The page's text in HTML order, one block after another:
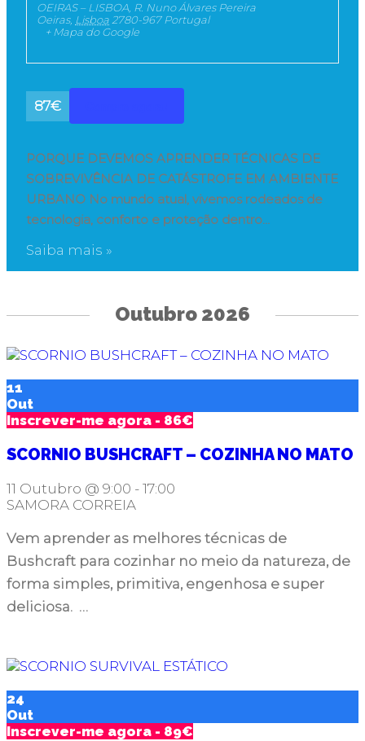
OEIRAS – LISBOA, R. Nuno Álvares Pereira
Oeiras, Lisboa2780-967 Portugal
+ Mapa do Google
87€
PORQUE DEVEMOS APRENDER TÉCNICAS DE
SOBREVIVÊNCIA DE CATÁSTROFE EM AMBIENTE
URBANO No mundo atual, vivemos rodeados de
tecnologia, conforto e proteção dentro…
Saiba mais »
Outubro 2026
11
Out
Inscrever-me agora - 86€
SCORNIO BUSHCRAFT – COZINHA NO MATO
11 Outubro @ 9:00 - 17:00
SAMORA CORREIA
Vem aprender as melhores técnicas de
Bushcraft para cozinhar no meio da natureza, de
forma simples, primitiva, engenhosa e super
deliciosa. …
24
Out
Inscrever-me agora - 89€